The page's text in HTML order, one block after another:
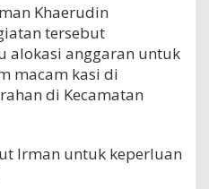
Khaerudin
tersebut
alokasi anggaran untuk
macam kasi di
di Kecamatan
Irman untuk keperluan